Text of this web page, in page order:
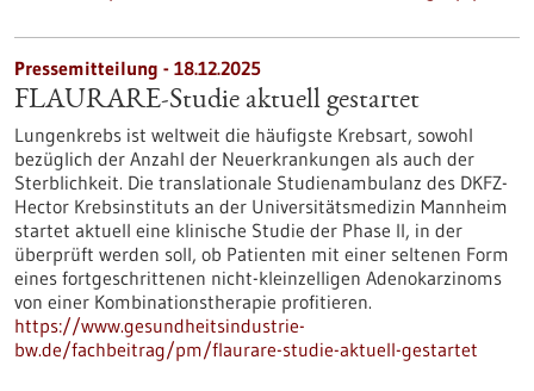
Pressemitteilung - 18.12.2025
FLAURARE-Studie aktuell gestartet
Lungenkrebs ist weltweit die häufigste Krebsart, sowohl
bezüglich der Anzahl der Neuerkrankungen als auch der
Sterblichkeit. Die translationale Studienambulanz des DKFZ-
Hector Krebsinstituts an der Universitätsmedizin Mannheim
startet aktuell eine klinische Studie der Phase II, in der
überprüft werden soll, ob Patienten mit einer seltenen Form
eines fortgeschrittenen nicht-kleinzelligen Adenokarzinoms
von einer Kombinationstherapie profitieren.
https://www.gesundheitsindustrie-
bw.de/fachbeitrag/pm/flaurare-studie-aktuell-gestartet